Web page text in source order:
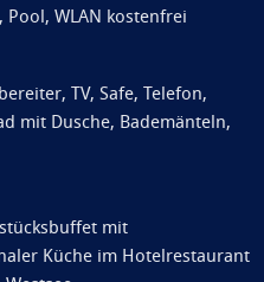
Pool, WLAN kostenfrei
TV, Safe, Telefon,
mit Dusche, Bademänteln,
mit
Küche im Hotelrestaurant